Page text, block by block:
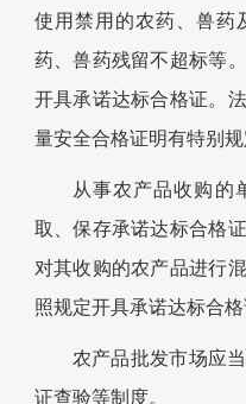
使用禁用的农药、兽药
药、兽药残留不超标等
开具承诺达标合格证。
量安全合格证明有特别
从事农产品收购的
取、保存承诺达标合格
对其收购的农产品进行
照规定开具承诺达标合格
农产品批发市场应
证查验等制度。